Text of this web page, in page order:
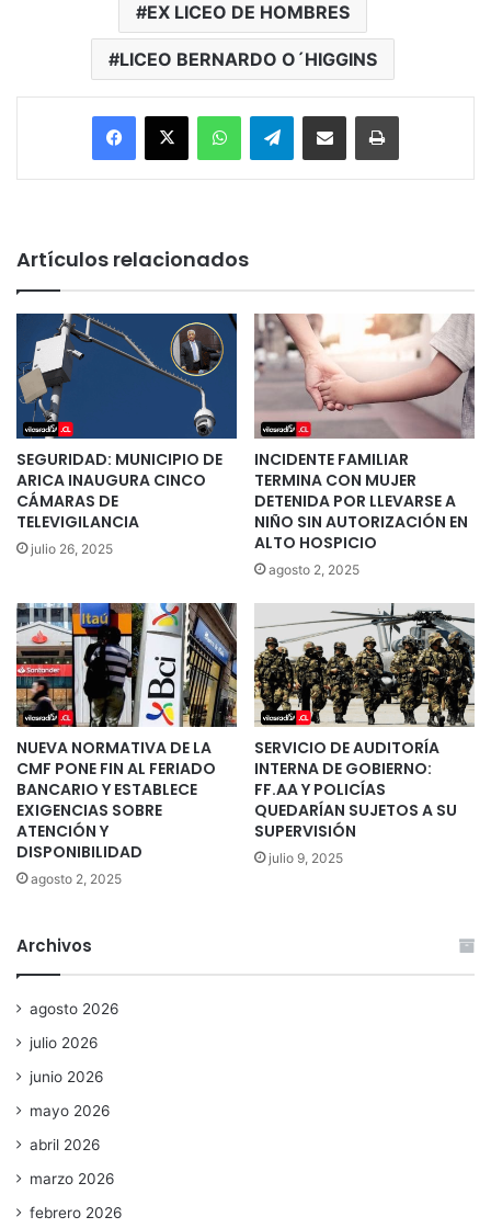
EX LICEO DE HOMBRES
LICEO BERNARDO O´HIGGINS
Facebook
X WhatsAppTelegramEnviar vía email Imprimir
Artículos relacionados
SEGURIDAD: MUNICIPIO DE
ARICA INAUGURA CINCO
CÁMARAS DE
TELEVIGILANCIA
julio 26, 2025
INCIDENTE FAMILIAR
TERMINA CON MUJER
DETENIDA POR LLEVARSE A
NIÑO SIN AUTORIZACIÓN EN
ALTO HOSPICIO
agosto 2, 2025
NUEVA NORMATIVA DE LA
CMF PONE FIN AL FERIADO
BANCARIO Y ESTABLECE
EXIGENCIAS SOBRE
ATENCIÓN Y
DISPONIBILIDAD
agosto 2, 2025
SERVICIO DE AUDITORÍA
INTERNA DE GOBIERNO:
FF.AA Y POLICÍAS
QUEDARÍAN SUJETOS A SU
SUPERVISIÓN
julio 9, 2025
Archivos
agosto 2026
julio 2026
junio 2026
mayo 2026
abril 2026
marzo 2026
febrero 2026